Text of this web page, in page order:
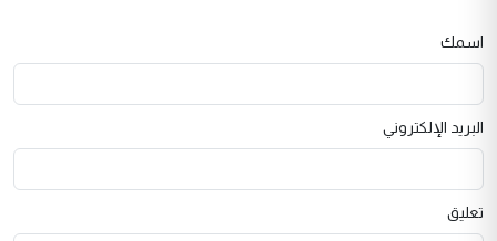
اسمك
البريد الإلكتروني
تعليق